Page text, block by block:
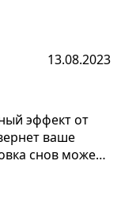
13.08.2023
эффект от
ваше
снов может